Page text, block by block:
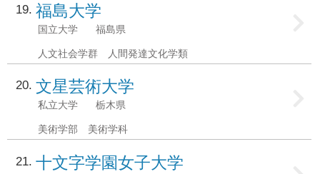
19 福島大学
国立大学 福島県
人文社会学群 人間発達文化学類
20 文星芸術大学
私立大学 栃木県
美術学部 美術学科
21 十文字学園女子大学